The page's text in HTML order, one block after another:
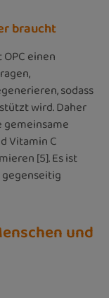
braucht
einen
sodass
wird. Daher
Vitamin C
[5]. Es ist
und